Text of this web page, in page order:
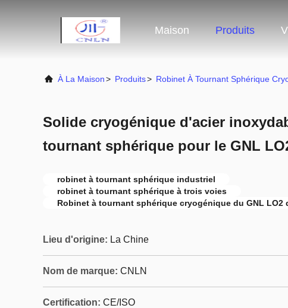
Maison Produits
À La Maison> Produits> Robinet À Tournant Sphérique
Solide cryogénique d'acier
tournant sphérique pour le GNL
robinet à tournant sphérique industriel
robinet à tournant sphérique à trois voies
Robinet à tournant sphérique cryogénique du GNL LO2
Lieu d'origine: La Chine
Nom de marque: CNLN
Certification: CE/ISO